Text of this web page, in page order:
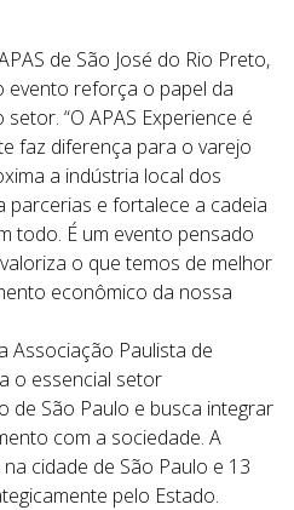
de São José do Rio Preto,
evento reforça o papel da
“O APAS Experience é
faz diferença para o varejo
a indústria local dos
parcerias e fortalece a cadeia
todo. É um evento pensado
o que temos de melhor
econômico da nossa
Associação Paulista de
o essencial setor
de São Paulo e busca integrar
com a sociedade. A
cidade de São Paulo e 13
pelo Estado.